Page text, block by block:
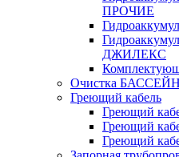
ПРОЧИЕ
ДЖИЛЕКС
Очистка
Греющий кабель
Греющий
Греющий
Греющий